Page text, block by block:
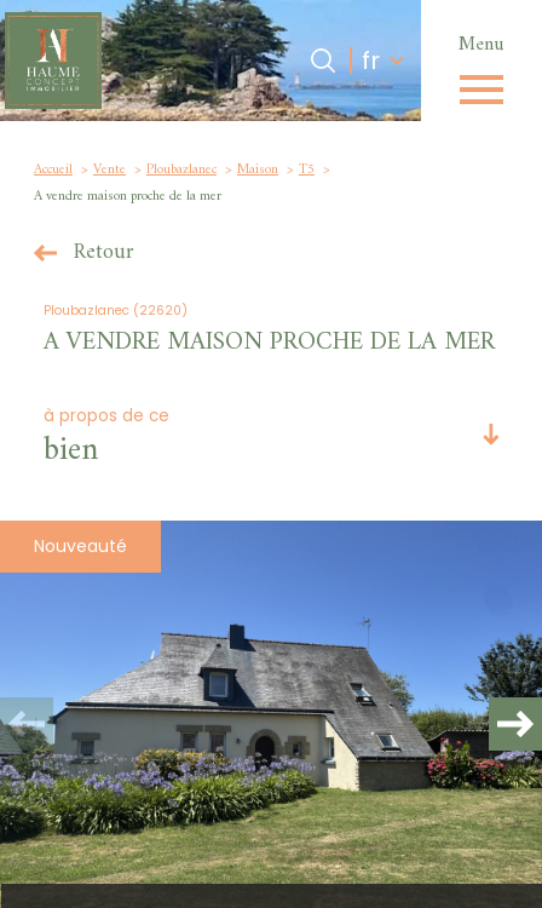
Menu
fr
Accueil 0 Langue
fr
Accueil Vente Ploubazlanec Maison
T5
A vendre maison proche de la mer
Retour
Ploubazlanec (22620)
A VENDRE MAISON PROCHE DE LA MER
à propos de ce
bien
Plus d'informations
Plus de
détails
Nouveauté